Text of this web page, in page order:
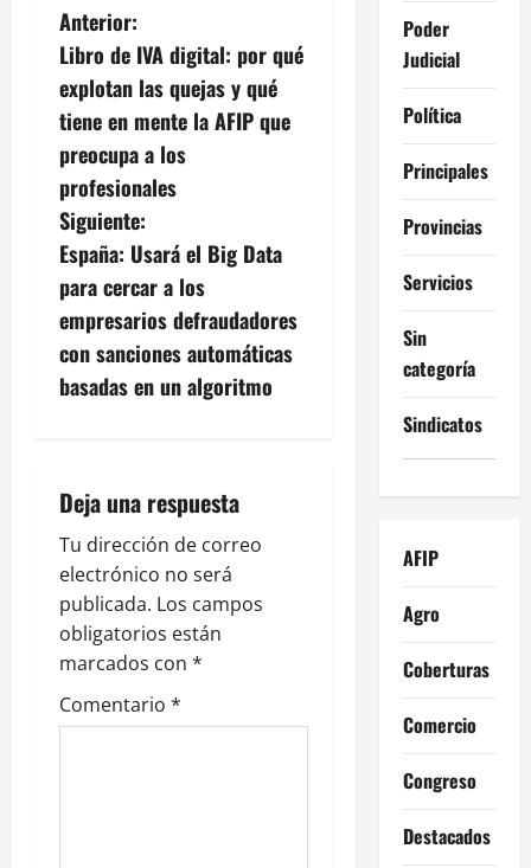
N
a
v
e
g
a
c
i
d
e
e
n
t
Anterior:
Libro de IVA digital: por qué
explotan las quejas y qué
tiene en mente la AFIP que
preocupa a los
profesionales
Siguiente:
España: Usará el Big Data
para cercar a los
empresarios defraudadores
con sanciones automáticas
basadas en un algoritmo
Deja una respuesta
Tu dirección de correo
electrónico no será
publicada. Los campos
obligatorios están
marcados con *
Comentario *
Poder
Judicial
Política
Principales
Provincias
Servicios
Sin
categoría
Sindicatos
AFIP
Agro
Coberturas
Comercio
Congreso
Destacados